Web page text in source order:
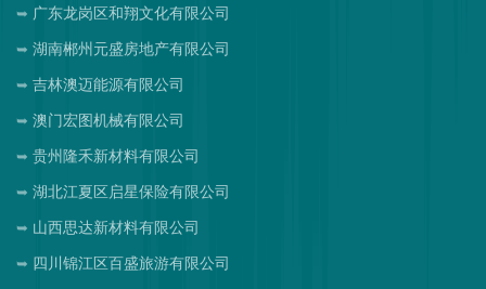
广东龙岗区和翔文化有限公司
湖南郴州元盛房地产有限公司
吉林澳迈能源有限公司
澳门宏图机械有限公司
贵州隆禾新材料有限公司
湖北江夏区启星保险有限公司
山西思达新材料有限公司
四川锦江区百盛旅游有限公司